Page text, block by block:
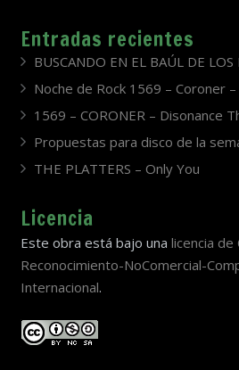
Entradas recientes
BUSCANDO EN EL BAÚL DE LOS
Noche de Rock 1569 – Coroner
1569 – CORONER – Disonance
Propuestas para disco de la
THE PLATTERS – Only You
Licencia
Este obra está bajo una licencia de
Reconocimiento-NoComercial-
Internacional.